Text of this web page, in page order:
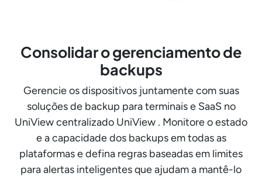
Consolidar o gerenciamento de
backups
Gerencie os dispositivos juntamente com suas
soluções de backup para terminais e SaaS no
UniView centralizado UniView . Monitore o estado
e a capacidade dos backups em todas as
plataformas e defina regras baseadas em limites
para alertas inteligentes que ajudam a mantê-lo